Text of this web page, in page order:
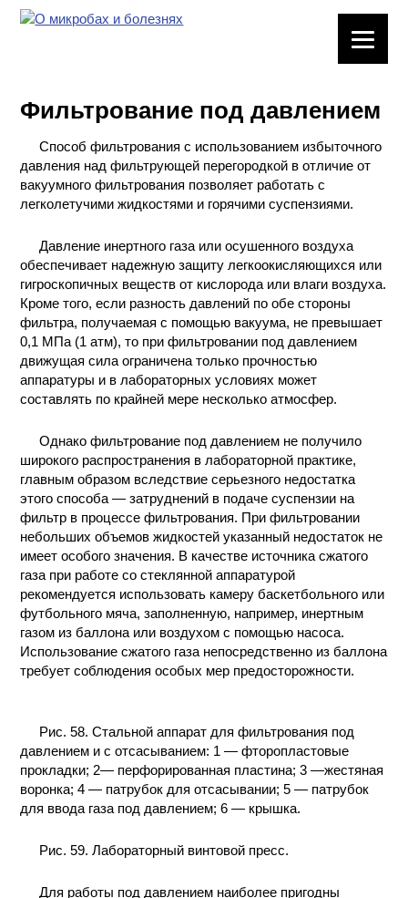
ХИМИЧЕСКАЯ
ВРЕДНЫЕ
ФАКТОРЫ
МЕТОДЫ
ПРАКТИЧЕСКОЙ
ХИМИИ
ХИМИЯ НА
ПРОИЗВОДСТВЕ
И ХИМИЧЕСКАЯ
ТЕХНОЛОГИЯ
Фильтрование под давлением
Способ фильтрования с использованием избыточного
давления над фильтрующей перегородкой в отличие от
вакуумного фильтрования позволяет работать с
легколетучими жидкостями и горячими суспензиями.
Давление инертного газа или осушенного воздуха
обеспечивает надежную защиту легкоокисляющихся или
гигроскопичных веществ от кислорода или влаги воздуха.
Кроме того, если разность давлений по обе стороны
фильтра, получаемая с помощью вакуума, не превышает
0,1 МПа (1 атм), то при фильтровании под давлением
движущая сила ограничена только прочностью
аппаратуры и в лабораторных условиях может
составлять по крайней мере несколько атмосфер.
Однако фильтрование под давлением не получило
широкого распространения в лабораторной практике,
главным образом вследствие серьезного недостатка
этого способа — затруднений в подаче суспензии на
фильтр в процессе фильтрования. При фильтровании
небольших объемов жидкостей указанный недостаток не
имеет особого значения. В качестве источника сжатого
газа при работе со стеклянной аппаратурой
рекомендуется использовать камеру баскетбольного или
футбольного мяча, заполненную, например, инертным
газом из баллона или воздухом с помощью насоса.
Использование сжатого газа непосредственно из баллона
требует соблюдения особых мер предосторожности.
Рис. 58. Стальной аппарат для фильтрования под
давлением и с отсасыванием: 1 — фторопластовые
прокладки; 2— перфорированная пластина; 3 —жестяная
воронка; 4 — патрубок для отсасывании; 5 — патрубок
для ввода газа под давлением; 6 — крышка.
Рис. 59. Лабораторный винтовой пресс.
Для работы под давлением наиболее пригодны